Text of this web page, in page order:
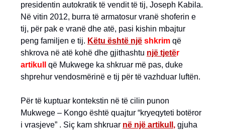
presidentin autokratik të vendit të tij, Joseph Kabila.
Në vitin 2012, burra të armatosur vranë shoferin e
tij, për pak e vranë dhe atë, pasi kishin mbajtur
peng familjen e tij. Këtu është një shkrim që
shkrova në atë kohë dhe gjithashtu një tjetër
artikull që Mukwege ka shkruar më pas, duke
shprehur vendosmërinë e tij për të vazhduar luftën.
Për të kuptuar kontekstin në të cilin punon
Mukwege – Kongo është quajtur “kryeqyteti botëror
i vrasjeve” . Siç kam shkruar në një artikull , gjuha